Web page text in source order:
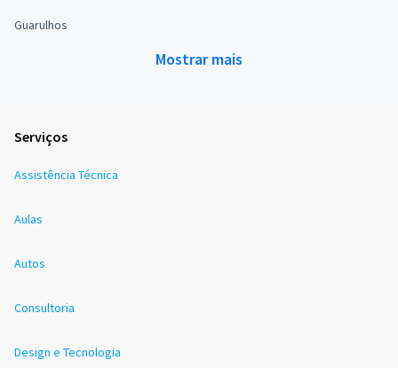
Guarulhos
Mostrar mais
Serviços
Assistência Técnica
Aulas
Autos
Consultoria
Design e Tecnologia